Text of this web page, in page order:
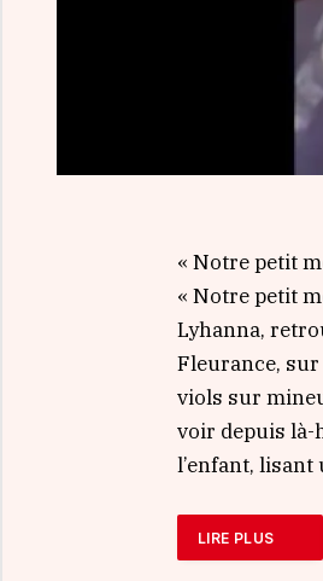
« Notre petit
« Notre petit
Lyhanna,
Fleurance,
viols sur
voir depuis là-
l’enfant, lisant
LIRE PLUS